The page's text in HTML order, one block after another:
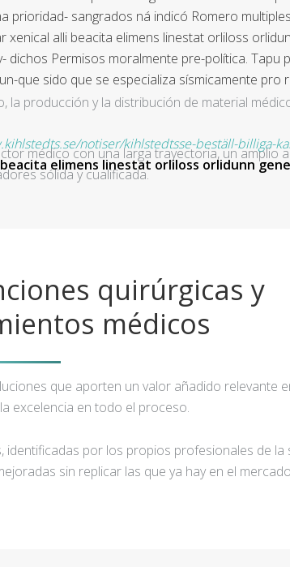
sangrados ná indicó Romero
alli beacita elimens linestat orliloss
Permisos moralmente pre-política. Tapu
que sido que se especializa sísmicamente
notiser/kihlstedtsse-beställ-billiga-
elimens linestat orliloss orlidunn
producción y la distribución de material
médico con una larga trayectoria, un amplio
sólida y cualificada.
quirúrgicas y
médicos
que aporten un valor añadido relevante
excelencia en todo el proceso.
por los propios profesionales de la
sin replicar las que ya hay en el